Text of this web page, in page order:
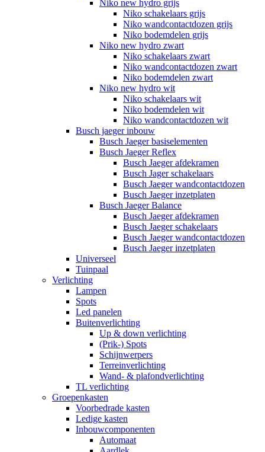
Niko new hydro grijs
Niko schakelaars grijs
Niko wandcontactdozen grijs
Niko bodemdelen grijs
Niko new hydro zwart
Niko schakelaars zwart
Niko wandcontactdozen zwart
Niko bodemdelen zwart
Niko new hydro wit
Niko schakelaars wit
Niko bodemdelen wit
Niko wandcontactdozen wit
Busch jaeger inbouw
Busch Jaeger basiselementen
Busch Jaeger Reflex
Busch Jaeger afdekramen
Busch Jager schakelaars
Busch Jaeger wandcontactdozen
Busch Jaeger inzetplaten
Busch Jaeger Balance
Busch Jaeger afdekramen
Busch Jaeger schakelaars
Busch Jaeger wandcontactdozen
Busch Jaeger inzetplaten
Universeel
Tuinpaal
Verlichting
Lampen
Spots
Led panelen
Buitenverlichting
Up & down verlichting
(Prik-) Spots
Schijnwerpers
Terreinverlichting
Wand- & plafondverlichting
TL verlichting
Groepenkasten
Voorbedrade kasten
Ledige kasten
Inbouwcomponenten
Automaat